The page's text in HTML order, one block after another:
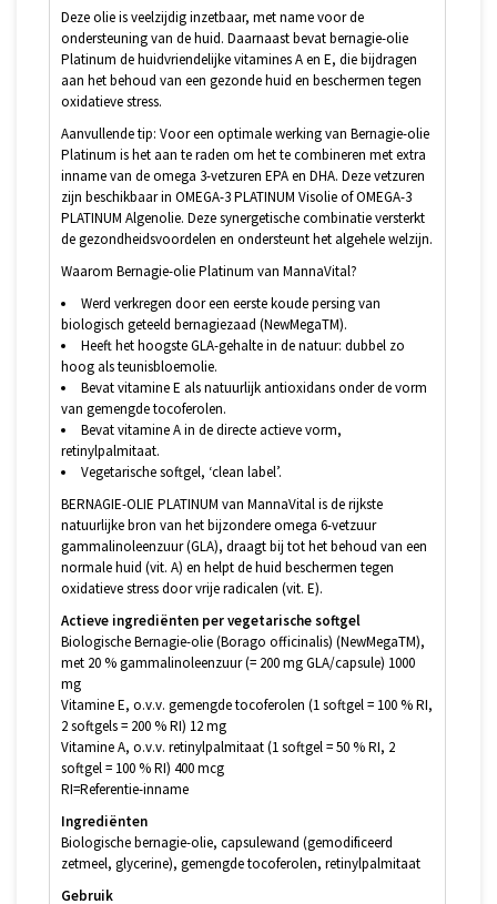
Deze olie is veelzijdig inzetbaar, met name voor de
ondersteuning van de huid. Daarnaast bevat bernagie-olie
Platinum de huidvriendelijke vitamines A en E, die bijdragen
aan het behoud van een gezonde huid en beschermen tegen
oxidatieve stress.
Aanvullende tip: Voor een optimale werking van Bernagie-olie
Platinum is het aan te raden om het te combineren met extra
inname van de omega 3-vetzuren EPA en DHA. Deze vetzuren
zijn beschikbaar in OMEGA-3 PLATINUM Visolie of OMEGA-3
PLATINUM Algenolie. Deze synergetische combinatie versterkt
de gezondheidsvoordelen en ondersteunt het algehele welzijn.
Waarom Bernagie-olie Platinum van MannaVital?
Werd verkregen door een eerste koude persing van
biologisch geteeld bernagiezaad (NewMegaTM).
Heeft het hoogste GLA-gehalte in de natuur: dubbel zo
hoog als teunisbloemolie.
Bevat vitamine E als natuurlijk antioxidans onder de vorm
van gemengde tocoferolen.
Bevat vitamine A in de directe actieve vorm,
retinylpalmitaat.
Vegetarische softgel, ‘clean label’.
BERNAGIE-OLIE PLATINUM van MannaVital is de rijkste
natuurlijke bron van het bijzondere omega 6-vetzuur
gammalinoleenzuur (GLA), draagt bij tot het behoud van een
normale huid (vit. A) en helpt de huid beschermen tegen
oxidatieve stress door vrije radicalen (vit. E).
Actieve ingrediënten per vegetarische softgel
Biologische Bernagie-olie (Borago officinalis) (NewMegaTM),
met 20 % gammalinoleenzuur (= 200 mg GLA/capsule) 1000
mg
Vitamine E, o.v.v. gemengde tocoferolen (1 softgel = 100 % RI,
2 softgels = 200 % RI) 12 mg
Vitamine A, o.v.v. retinylpalmitaat (1 softgel = 50 % RI, 2
softgel = 100 % RI) 400 mcg
RI=Referentie-inname
Ingrediënten
Biologische bernagie-olie, capsulewand (gemodificeerd
zetmeel, glycerine), gemengde tocoferolen, retinylpalmitaat
Gebruik